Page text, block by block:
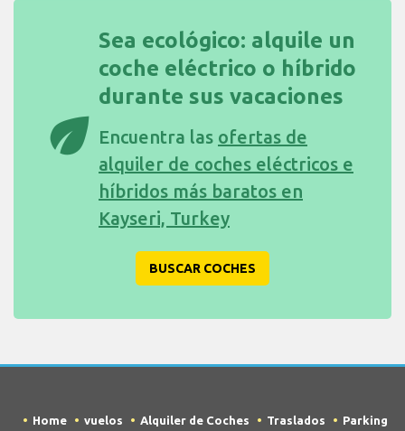
eco
Sea ecológico: alquile un
coche eléctrico o híbrido
durante sus vacaciones
Encuentra las ofertas de
alquiler de coches eléctricos e
híbridos más baratos en
Kayseri, Turkey
BUSCAR COCHES
Home vuelos Alquiler de Coches Traslados Parking